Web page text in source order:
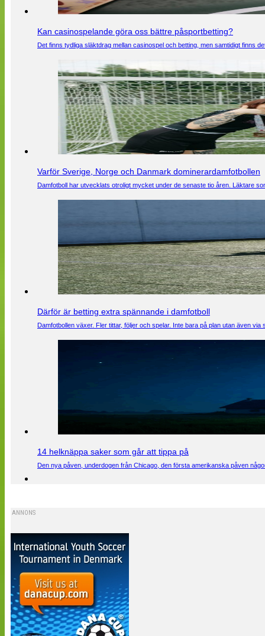
Kan casinospelande göra oss bättre påsportbetting?
Det finns tydliga släktdrag mellan casinospel och betting, men samtidigt finns
Varför Sverige, Norge och Danmark dominerardamfotbollen
Damfotboll har utvecklats otroligt mycket under de senaste tio åren. Läktare
Därför är betting extra spännande i damfotboll
Damfotbollen växer. Fler tittar, följer och spelar. Inte bara på plan utan även
14 helknäppa saker som går att tippa på
Den nya påven, underdogen från Chicago, den första amerikanska påven
ANNONS